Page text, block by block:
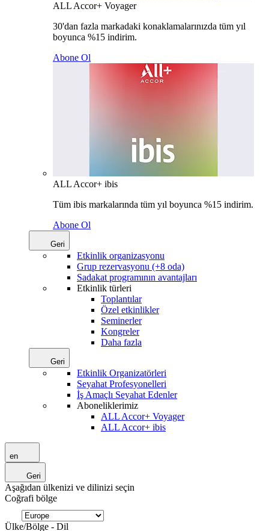
ALL Accor+ Voyager
30'dan fazla markadaki konaklamalarınızda tüm yıl
boyunca %15 indirim.
Abone Ol
ALL Accor+ ibis
Tüm ibis markalarında tüm yıl boyunca %15 indirim.
Abone Ol
Geri
Etkinlik organizasyonu
Grup rezervasyonu (+8 oda)
Sadakat programının avantajları
Etkinlik türleri
Toplantılar
Özel etkinlikler
Seminerler
Kongreler
Daha fazla
Geri
Etkinlik Organizatörleri
Seyahat Profesyonelleri
İş Amaçlı Seyahat Edenler
Aboneliklerimiz
ALL Accor+ Voyager
ALL Accor+ ibis
en
Geri
Aşağıdan ülkenizi ve dilinizi seçin
Coğrafi bölge
Ülke/Bölge - Dil